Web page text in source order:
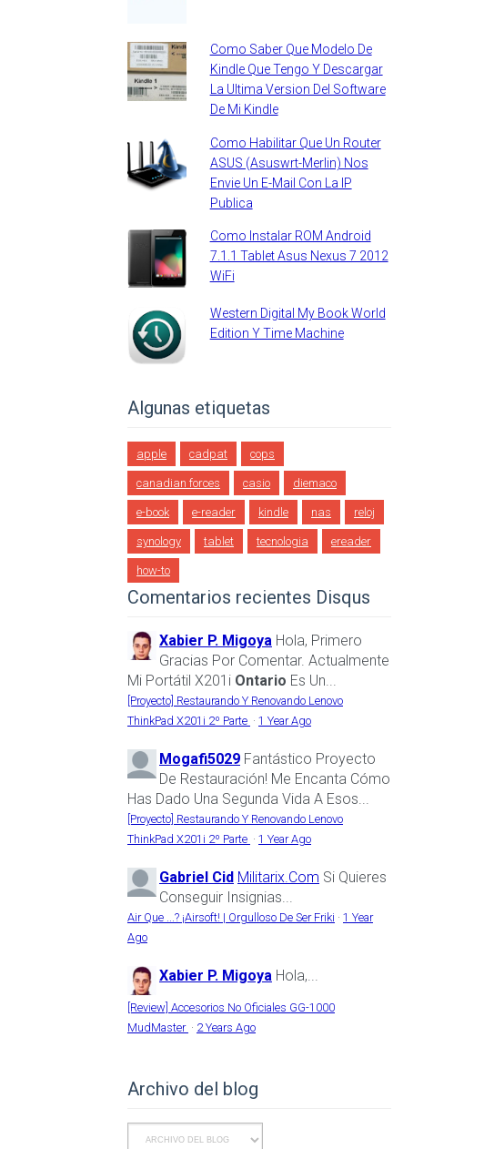
Como Saber Que Modelo De
Kindle Que Tengo Y Descargar
La Ultima Version Del Software
De Mi Kindle
Como Habilitar Que Un Router
ASUS (Asuswrt-Merlin) Nos
Envie Un E-Mail Con La IP
Publica
Como Instalar ROM Android
7.1.1 Tablet Asus Nexus 7 2012
WiFi
Western Digital My Book World
Edition Y Time Machine
Algunas etiquetas
apple cadpat cops
canadian forces casio diemaco
e-book e-reader kindle nas reloj
synology tablet tecnologia ereader
how-to
Comentarios recientes Disqus
Xabier P. Migoya Hola, Primero
Gracias Por Comentar. Actualmente
Mi Portátil X201i Ontario Es Un...
[Proyecto] Restaurando Y Renovando Lenovo
ThinkPad X201i 2º Parte · 1 Year Ago
Mogafi5029 Fantástico Proyecto
De Restauración! Me Encanta Cómo
Has Dado Una Segunda Vida A Esos...
[Proyecto] Restaurando Y Renovando Lenovo
ThinkPad X201i 2º Parte · 1 Year Ago
Gabriel Cid Militarix.com Si Quieres
Conseguir Insignias...
Air Que ...? ¡Airsoft! | Orgulloso De Ser Friki · 1 Year
Ago
Xabier P. Migoya Hola,...
[Review] Accesorios No Oficiales GG-1000
MudMaster · 2 Years Ago
Archivo del blog